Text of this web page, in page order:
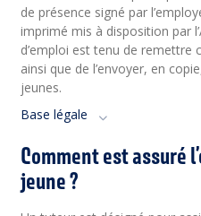
de présence signé par
imprimé mis à disposition par
d’emploi est tenu de
ainsi que de l’envoyer, en
jeunes.
Base légale
Comment est assuré
jeune ?